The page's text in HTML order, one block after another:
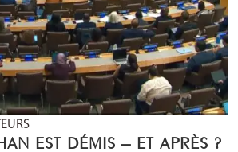
EST DÉMIS – ET APRÈS ?